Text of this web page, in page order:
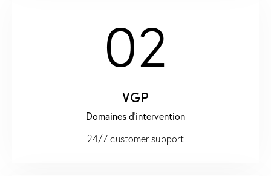
02
VGP
Domaines d'intervention
24/7 customer support